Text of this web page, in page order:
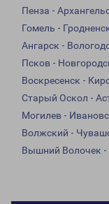
Пенза -
Гомель -
Ангарск -
Псков -
Воскресенск -
Старый Оскол -
Могилев -
Волжский -
Вышний Волочек -